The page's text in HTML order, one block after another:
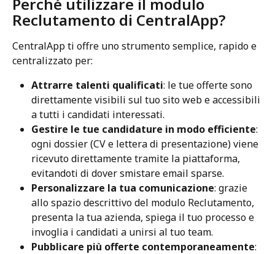
Reclutamento di CentralApp?
CentralApp ti offre uno strumento semplice, rapido e
centralizzato per:
Attrarre talenti qualificati: le tue offerte sono
direttamente visibili sul tuo sito web e accessibili
a tutti i candidati interessati.
Gestire le tue candidature in modo efficiente:
ogni dossier (CV e lettera di presentazione) viene
ricevuto direttamente tramite la piattaforma,
evitandoti di dover smistare email sparse.
Personalizzare la tua comunicazione: grazie
allo spazio descrittivo del modulo Reclutamento,
presenta la tua azienda, spiega il tuo processo e
invoglia i candidati a unirsi al tuo team.
Pubblicare più offerte contemporaneamente: